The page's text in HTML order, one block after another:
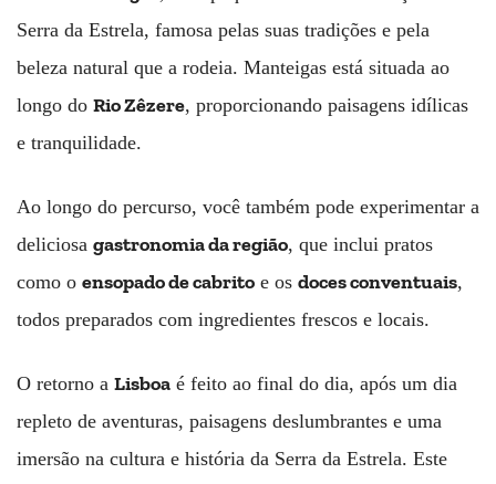
Serra da Estrela, famosa pelas suas tradições e pela
beleza natural que a rodeia. Manteigas está situada ao
longo do Rio Zêzere, proporcionando paisagens idílicas
e tranquilidade.
Ao longo do percurso, você também pode experimentar a
deliciosa gastronomia da região, que inclui pratos
como o ensopado de cabrito e os doces conventuais,
todos preparados com ingredientes frescos e locais.
O retorno a Lisboa é feito ao final do dia, após um dia
repleto de aventuras, paisagens deslumbrantes e uma
imersão na cultura e história da Serra da Estrela. Este